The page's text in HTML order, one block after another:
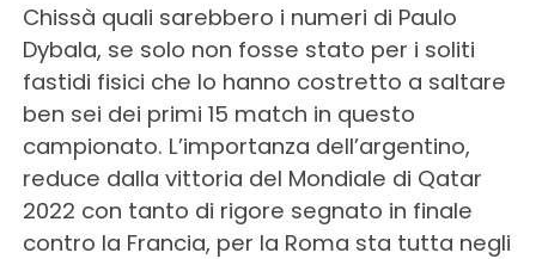
Chissà quali sarebbero i numeri di Paulo
Dybala, se solo non fosse stato per i soliti
fastidi fisici che lo hanno costretto a saltare
ben sei dei primi 15 match in questo
campionato. L’importanza dell’argentino,
reduce dalla vittoria del Mondiale di Qatar
2022 con tanto di rigore segnato in finale
contro la Francia, per la Roma sta tutta negli